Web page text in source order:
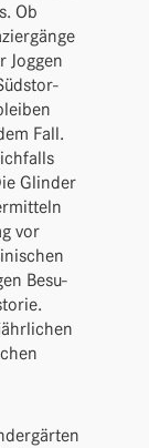
Ob
Joggen
Fall.
Glinder
vor
Besu­